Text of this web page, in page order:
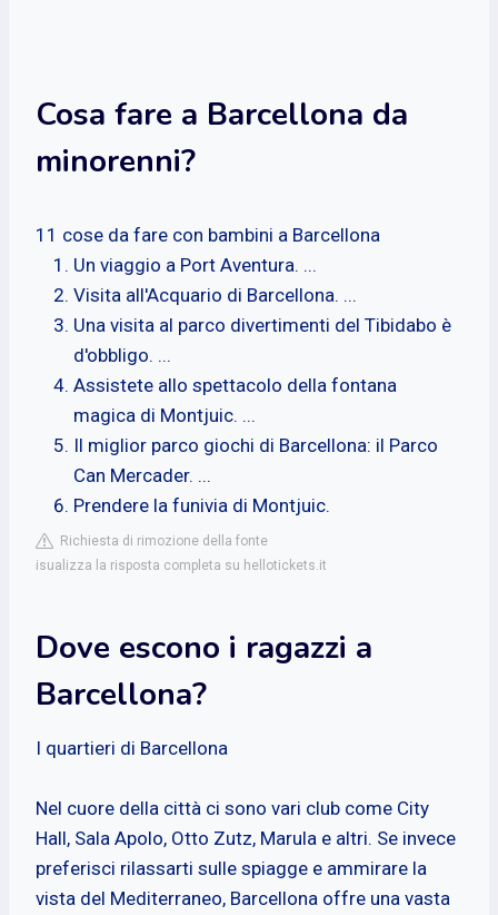
Cosa fare a Barcellona da
minorenni?
11 cose da fare con bambini a Barcellona
Un viaggio a Port Aventura. ...
Visita all'Acquario di Barcellona. ...
Una visita al parco divertimenti del Tibidabo è
d'obbligo. ...
Assistete allo spettacolo della fontana
magica di Montjuic. ...
Il miglior parco giochi di Barcellona: il Parco
Can Mercader. ...
Prendere la funivia di Montjuic.
Richiesta di rimozione della fonte
isualizza la risposta completa su hellotickets.it
Dove escono i ragazzi a
Barcellona?
I quartieri di Barcellona
Nel cuore della città ci sono vari club come City
Hall, Sala Apolo, Otto Zutz, Marula e altri. Se invece
preferisci rilassarti sulle spiagge e ammirare la
vista del Mediterraneo, Barcellona offre una vasta